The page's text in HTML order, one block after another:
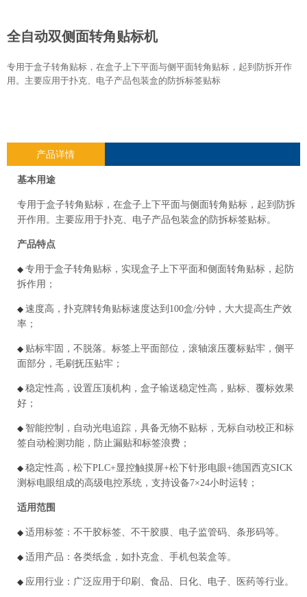
全自动双侧面转角贴标机
专用于盒子转角贴标，在盒子上下平面与侧平面转角贴标，起到防拆开作
用。主要应用于扑克、电子产品包装盒的防拆标签贴标
产品详情
基本用途
专用于盒子转角贴标，在盒子上下平面与侧面转角贴标，起到防拆
开作用。主要应用于扑克、电子产品包装盒的防拆标签贴标。
产品特点
◆ 专用于盒子转角贴标，实现盒子上下平面和侧面转角贴标，起防
拆作用；
◆ 速度高，扑克牌转角贴标速度达到100盒/分钟，大大提高生产效
率；
◆ 贴标牢固，不脱落。标签上平面部位，滚轴滚压覆标贴牢，侧平
面部分，毛刷抚压贴牢；
◆ 稳定性高，设置压顶机构，盒子输送稳定性高，贴标、覆标效果
好；
◆ 智能控制，自动光电追踪，具备无物不贴标，无标自动校正和标
签自动检测功能，防止漏贴和标签浪费；
◆ 稳定性高，松下PLC+显控触摸屏+松下针形电眼+德国西克SICK
测标电眼组成的高级电控系统，支持设备7×24小时运转；
适用范围
◆ 适用标签：不干胶标签、不干胶膜、电子监管码、条形码等。
◆ 适用产品：各类纸盒，如扑克盒、手机包装盒等。
◆ 应用行业：广泛应用于印刷、食品、日化、电子、医药等行业。